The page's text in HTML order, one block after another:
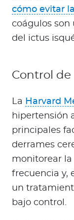
cómo evitar
coágulos son
del ictus
Control de
La Harvard
hipertensión
principales
derrames
monitorear la
frecuencia y,
un
bajo control.